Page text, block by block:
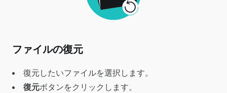
ファイルの復元
復元したいファイルを選択します。
復元ボタンをクリックします。